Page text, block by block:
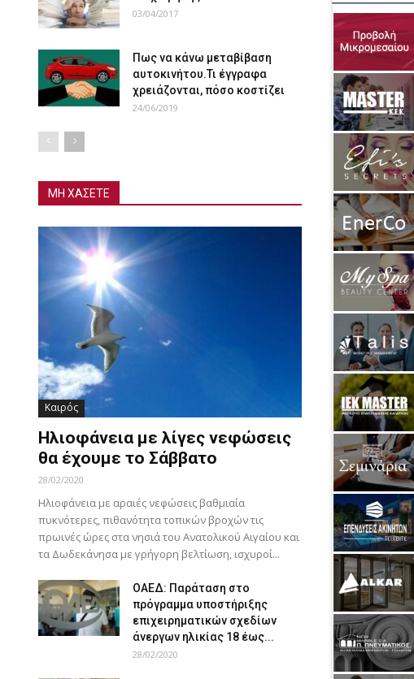
03/04/2017
Πως να κάνω μεταβίβαση
αυτοκινήτου.Τι έγγραφα
χρειάζονται, πόσο κοστίζει
24/06/2019
ΜΗ ΧΑΣΕΤΕ
Καιρός
Ηλιοφάνεια με λίγες νεφώσεις
θα έχουμε το Σάββατο
28/02/2020
Ηλιοφάνεια με αραιές νεφώσεις βαθμιαία
πυκνότερες, πιθανότητα τοπικών βροχών τις
πρωινές ώρες στα νησιά του Ανατολικού Αιγαίου και
τα Δωδεκάνησα με γρήγορη βελτίωση, ισχυροί...
ΟΑΕΔ: Παράταση στο
πρόγραμμα υποστήριξης
επιχειρηματικών σχεδίων
άνεργων ηλικίας 18 έως...
28/02/2020